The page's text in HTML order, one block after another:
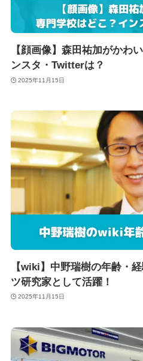
【顔画像】森田祐加がかわ
ンスタ・Twitterは？
2025年11月15日
【wiki】中野瑞樹の年齢・
ツ研究家として活躍！
2025年11月15日